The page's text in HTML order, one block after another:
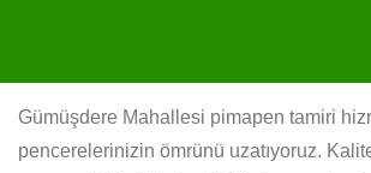
Gümüşdere Mahallesi pimapen tamiri
pencerelerinizin ömrünü uzatıyoruz.